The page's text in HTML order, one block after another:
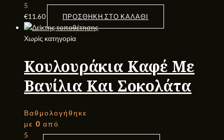
5
€11.60 ΠΡΟΣΘΉΚΗ ΣΤΟ ΚΑΛΆΘΙ
Χωρίς κατηγορία
Κουλουράκια Καφέ Με
Βανίλια Και Σοκολάτα
Βαθμολογήθηκε
με 0 από
5